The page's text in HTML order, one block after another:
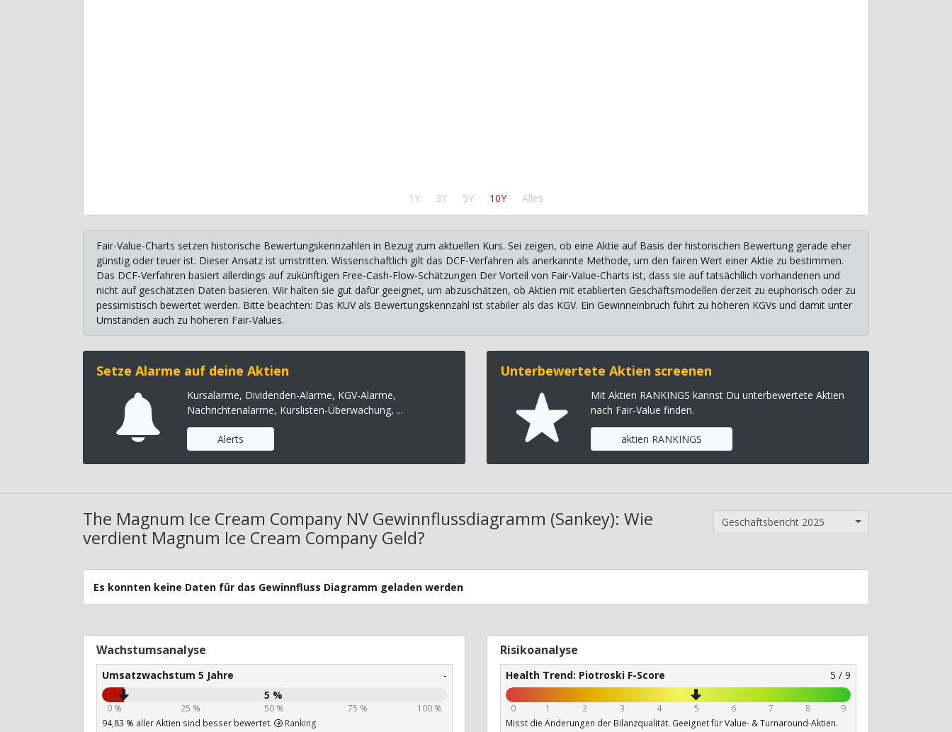
1Y 3Y 5Y 10Y Alles
Fair-Value-Charts setzen historische Bewertungskennzahlen in Bezug zum aktuellen Kurs. Sei zeigen, ob eine Aktie auf Basis der historischen Bewertung gerade eher
günstig oder teuer ist. Dieser Ansatz ist umstritten. Wissenschaftlich gilt das DCF-Verfahren als anerkannte Methode, um den fairen Wert einer Aktie zu bestimmen.
Das DCF-Verfahren basiert allerdings auf zukünftigen Free-Cash-Flow-Schätzungen Der Vorteil von Fair-Value-Charts ist, dass sie auf tatsächllich vorhandenen und
nicht auf geschätzten Daten basieren. Wir halten sie gut dafür geeignet, um abzuschätzen, ob Aktien mit etablierten Geschäftsmodellen derzeit zu euphorisch oder zu
pessimistisch bewertet werden. Bitte beachten: Das KUV als Bewertungskennzahl ist stabiler als das KGV. Ein Gewinneinbruch führt zu höheren KGVs und damit unter
Umständen auch zu höheren Fair-Values.
Setze Alarme auf deine Aktien
Kursalarme, Dividenden-Alarme, KGV-Alarme,
Nachrichtenalarme, Kurslisten-Überwachung, ...
Alerts
Unterbewertete Aktien screenen
Mit Aktien RANKINGS kannst Du unterbewertete Aktien
nach Fair-Value finden.
aktien RANKINGS
The Magnum Ice Cream Company NV Gewinnflussdiagramm (Sankey): Wie
verdient Magnum Ice Cream Company Geld?
Geschäftsbericht 2025
Es konnten keine Daten für das Gewinnfluss Diagramm geladen werden
Wachstumsanalyse
Umsatzwachstum 5 Jahre
-
5 %
0 % 25 % 50 % 75 %
100 %
94,83 % aller Aktien sind besser bewertet.
Ranking
Risikoanalyse
Health Trend: Piotroski F-Score 5 / 9
0 1 2 3 4 5 6 7 8
9
Misst die Änderungen der Bilanzqualität. Geeignet für Value- & Turnaround-Aktien.